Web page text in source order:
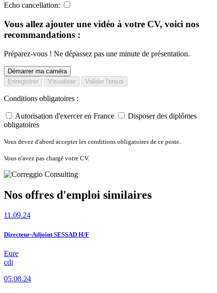
Echo cancellation:
Vous allez ajouter une vidéo à votre CV, voici nos
recommandations :
Préparez-vous ! Ne dépassez pas une minute de présentation.
Démarrer ma caméra
Enregistrer
Visualiser Valider l'envoi
Conditions obligatoires :
Autorisation d'exercer en France
Disposer des diplômes
obligatoires
Vous devez d'abord accepter les conditions obligatoires de ce poste.
Vous n'avez pas chargé votre CV.
Nos offres d'emploi similaires
11.09.24
Directeur-Adjoint SESSAD H/F
Eure
cdi
05.08.24